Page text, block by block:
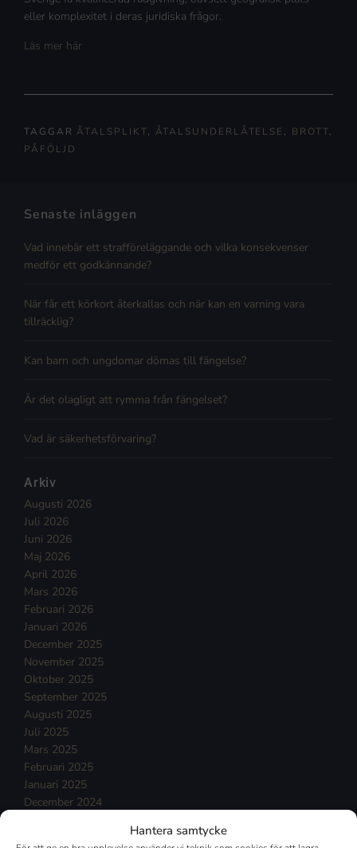
Hantera samtycke
eller komplexitet i deras juridiska frågor.
Läs mer här
TAGGAR ÅTALSPLIKT, ÅTALSUNDERLÅTELSE , BROTT,
PÅFÖLJD
Senaste inläggen
Vad innebär ett strafföreläggande och vilka konsekvenser
medför ett godkännande?
När får ett körkort återkallas och när kan en varning vara
tillräcklig?
Kan barn och ungdomar dömas till fängelse?
Är det olagligt att rymma från fängelset?
Vad är säkerhetsförvaring?
Arkiv
Augusti 2026
Juli 2026
Juni 2026
Maj 2026
April 2026
Mars 2026
Februari 2026
Januari 2026
December 2025
November 2025
Oktober 2025
September 2025
Augusti 2025
Juli 2025
Mars 2025
Februari 2025
Januari 2025
December 2024